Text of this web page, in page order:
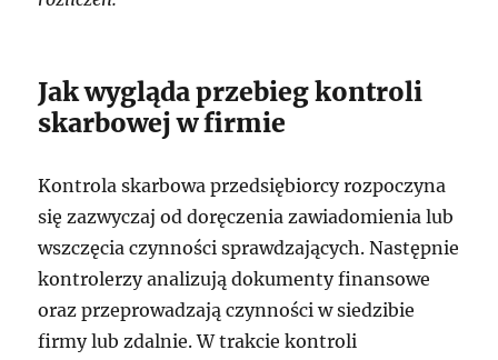
Jak wygląda przebieg kontroli
skarbowej w firmie
Kontrola skarbowa przedsiębiorcy rozpoczyna
się zazwyczaj od doręczenia zawiadomienia lub
wszczęcia czynności sprawdzających. Następnie
kontrolerzy analizują dokumenty finansowe
oraz przeprowadzają czynności w siedzibie
firmy lub zdalnie. W trakcie kontroli